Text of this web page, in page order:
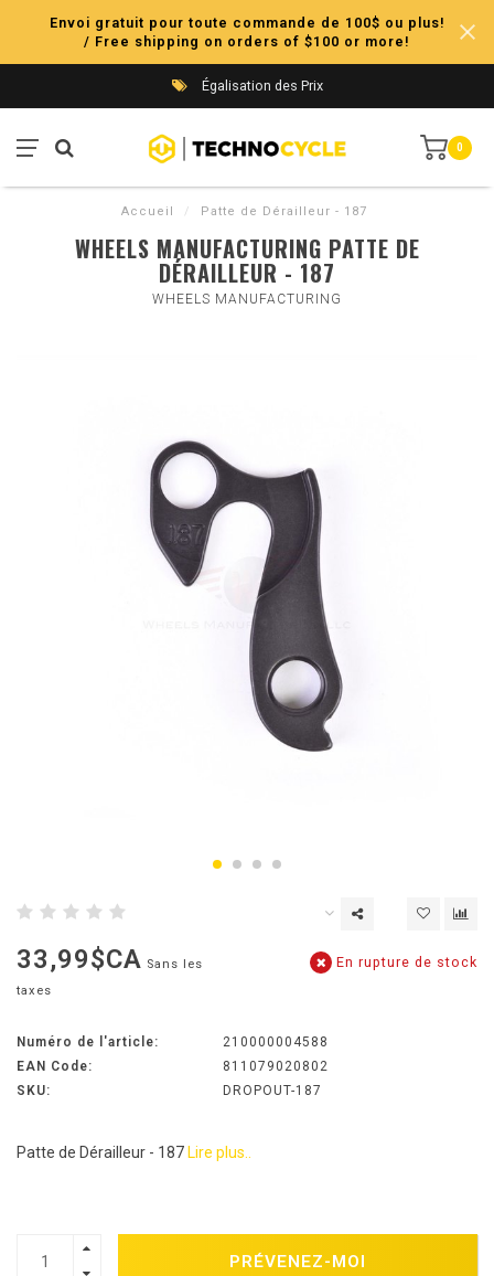
Envoi gratuit pour toute commande de 100$ ou plus!
/ Free shipping on orders of $100 or more!
Égalisation des Prix
0
Accueil / Patte de Dérailleur - 187
WHEELS MANUFACTURING PATTE DE
DÉRAILLEUR - 187
WHEELS MANUFACTURING
33,99$CA Sans les
taxes
En rupture de stock
Numéro de l'article:
210000004588
EAN Code:
811079020802
SKU:
DROPOUT-187
Patte de Dérailleur - 187 Lire plus..
PRÉVENEZ-MOI